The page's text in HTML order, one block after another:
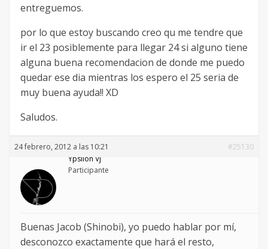
entreguemos.
por lo que estoy buscando creo qu me tendre que
ir el 23 posiblemente para llegar 24 si alguno tiene
alguna buena recomendacion de donde me puedo
quedar ese dia mientras los espero el 25 seria de
muy buena ayuda!! XD
Saludos.
24 febrero, 2012 a las 10:21
#25130
Ypsilon Vj
Participante
Buenas Jacob (Shinobi), yo puedo hablar por mí,
desconozco exactamente que hará el resto,